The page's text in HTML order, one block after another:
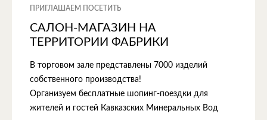
ПРИГЛАШАЕМ ПОСЕТИТЬ
САЛОН-МАГАЗИН НА
ТЕРРИТОРИИ ФАБРИКИ
В торговом зале представлены 7000 изделий
собственного производства!
Организуем бесплатные шопинг-поездки для
жителей и гостей Кавказских Минеральных Вод